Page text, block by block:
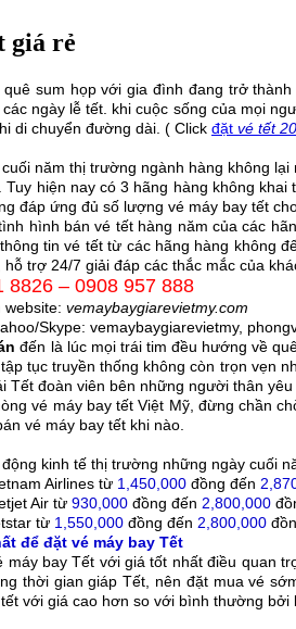
giá rẻ
quê sum họp với gia đình đang trở
ngày lễ tết. khi cuộc sống của mọi
di chuyển đường dài. ( Click đặt vé tết
năm thị trường ngành hàng không
hiện nay có 3 hãng hàng không
đáp ứng đủ số lượng vé máy bay tết
hình bán vé tết hàng năm của các
tin vé tết từ các hãng hàng không
trợ 24/7 giải đáp các thắc mắc của
8826 – 0908 957 888
vemaybaygiarevietmy.com
Skype: vemaybaygiarevietmy,
đến là lúc mọi trái tim đều hướng về
tục truyền thống không còn trọn vẹn
Tết đoàn viên bên những người thân
vé máy bay tết Việt Mỹ, đừng chần
vé máy bay tết khi nào.
kinh tế thị trường những ngày cuối
Airlines từ 1,450,000 đồng đến
Air từ 930,000 đồng đến 2,800,000
từ 1,550,000 đồng đến 2,800,000
để đặt vé máy bay Tết
bay Tết với giá tốt nhất điều quan
thời gian giáp Tết, nên đặt mua vé
với giá cao hơn so với bình thường bởi